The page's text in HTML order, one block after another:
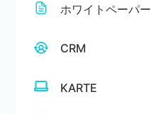
ホワイトペーパー
CRM
KARTE